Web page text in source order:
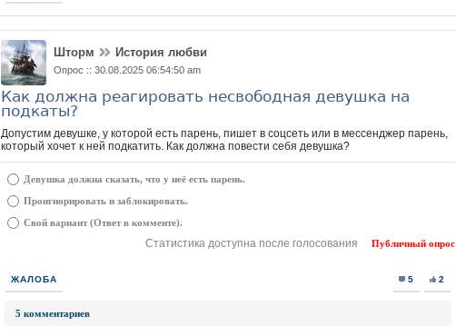
Шторм История любви
Опрос :: 30.08.2025 06:54:50 am
Как должна реагировать несвободная девушка на
подкаты?
Допустим девушке, у которой есть парень, пишет в соцсеть или в мессенджер парень,
который хочет к ней подкатить. Как должна повести себя девушка?
Девушка должна сказать, что у неё есть парень.
Проигнорировать и заблокировать.
Свой вариант (Ответ в комменте).
Статистика доступна после голосования Публичный опрос
ЖАЛОБА 5 2
5 комментариев